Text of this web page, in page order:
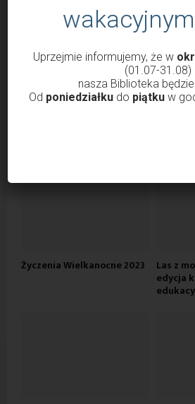
Godziny otwarcia
Krzysztof Probola 18 lutego 2022
Życzenia Wielkanocne 2023 Las z
edycja
Uprzejmie informujemy, że w
(01.07-31.08)
nasza Biblioteka
Od poniedziałkudo piątkuw